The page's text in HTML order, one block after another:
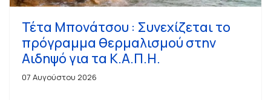
Τέτα Μπονάτσου : Συνεχίζεται το
πρόγραμμα θερμαλισμού στην
Αιδηψό για τα Κ.Α.Π.Η.
07 Αυγούστου 2026